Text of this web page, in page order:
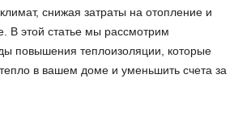
снижая затраты на отопление и
В этой статье мы рассмотрим
повышения теплоизоляции, которые
в вашем доме и уменьшить счета за